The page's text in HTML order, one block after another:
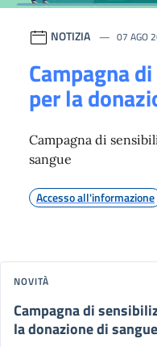
NOTIZIA 07 AGO
Campagna
per la
Campagna di
sangue
Accesso all'informazione
NOVITÀ
Campagna di
la donazione di sangue